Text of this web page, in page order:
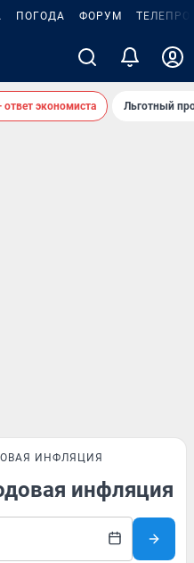
ПОГОДА ФОРУМ
экономиста Льготный
ИНФЛЯЦИЯ
инфляция